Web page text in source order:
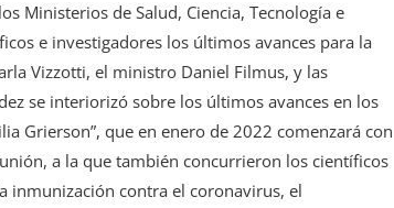
Ministerios de Salud, Ciencia, Tecnología e
e investigadores los últimos avances para la
Vizzotti, el ministro Daniel Filmus, y las
se interiorizó sobre los últimos avances en los
Grierson”, que en enero de 2022 comenzará con
a la que también concurrieron los científicos
inmunización contra el coronavirus, el